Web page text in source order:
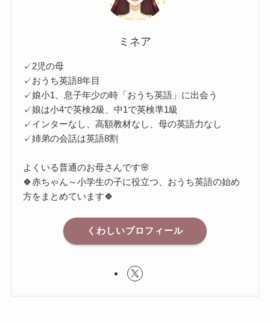
ミネア
✓2児の母
✓おうち英語8年目
✓娘小1、息子年少の時「おうち英語」に出会う
✓娘は小4で英検2級、中1で英検準1級
✓インターなし、高額教材なし、母の英語力なし
✓姉弟の会話は英語8割
よくいる普通のお母さんです🌸
🍀赤ちゃん～小学生の子に役立つ、おうち英語の始め
方をまとめています🍀
くわしいプロフィール